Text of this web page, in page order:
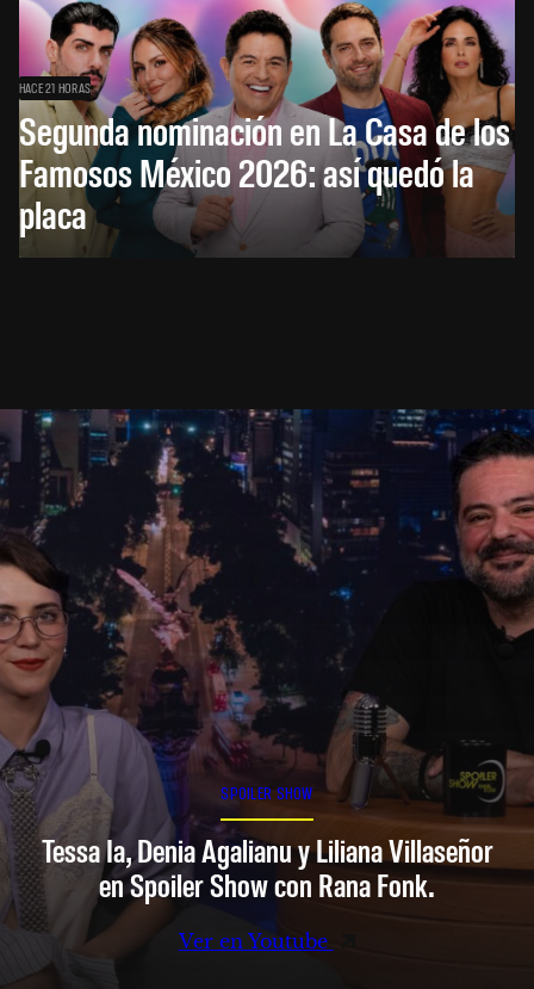
HACE 21 HORAS
Segunda nominación en La Casa de los
Famosos México 2026: así quedó la
placa
SPOILER SHOW
Tessa Ia, Denia Agalianu y Liliana Villaseñor
en Spoiler Show con Rana Fonk.
Ver en Youtube